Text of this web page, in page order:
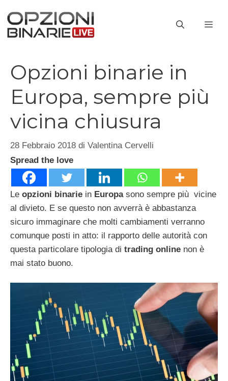
contenuto
Opzioni binarie in
Europa, sempre più
vicina chiusura
28 Febbraio 2018 di Valentina Cervelli
Spread the love
Le opzioni binarie in Europasono sempre più vicine
al divieto. E se questo non avverrà è abbastanza
sicuro immaginare che molti cambiamenti verranno
comunque posti in atto: il rapporto delle autorità con
questa particolare tipologia di trading online non è
mai stato buono.